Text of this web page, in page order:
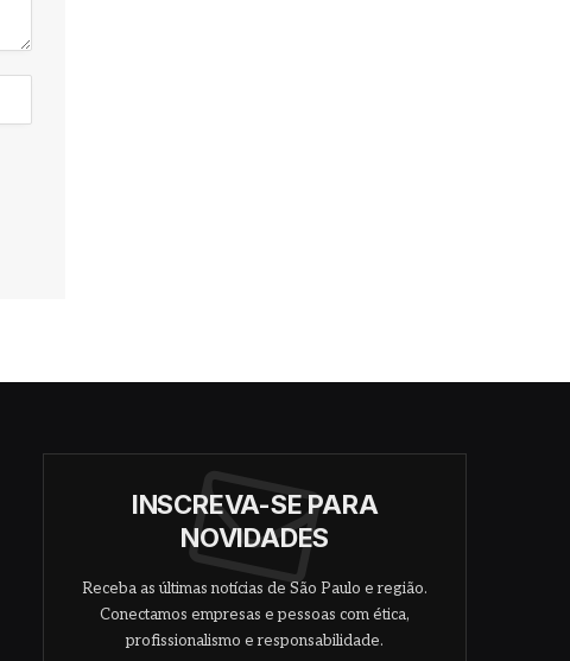
INSCREVA-SE PARA
NOVIDADES
Receba as últimas notícias de São Paulo e região.
Conectamos empresas e pessoas com ética,
profissionalismo e responsabilidade.